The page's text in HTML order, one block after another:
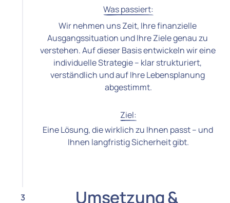
Was passiert:
Wir nehmen uns Zeit, Ihre finanzielle
Ausgangssituation und Ihre Ziele genau zu
verstehen. Auf dieser Basis entwickeln wir eine
individuelle Strategie – klar strukturiert,
verständlich und auf Ihre Lebensplanung
abgestimmt.
Ziel:
Eine Lösung, die wirklich zu Ihnen passt – und
Ihnen langfristig Sicherheit gibt.
3 Umsetzung &